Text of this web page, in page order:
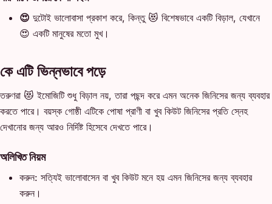
😍 দুটোই ভালোবাসা প্রকাশ করে, কিন্তু 😻 বিশেষভাবে একটি বিড়াল, যেখানে
😍 একটি মানুষের মতো মুখ।
কে এটি ভিন্নভাবে পড়ে
তরুণরা 😻 ইমোজিটি শুধু বিড়াল নয়, তারা পছন্দ করে এমন অনেক জিনিসের জন্য ব্যবহার
করতে পারে। বয়স্ক গোষ্ঠী এটিকে পোষা প্রাণী বা খুব কিউট জিনিসের প্রতি স্নেহ
দেখানোর জন্য আরও নির্দিষ্ট হিসেবে দেখতে পারে।
অলিখিত নিয়ম
করুন: সত্যিই ভালোবাসেন বা খুব কিউট মনে হয় এমন জিনিসের জন্য ব্যবহার
করুন।